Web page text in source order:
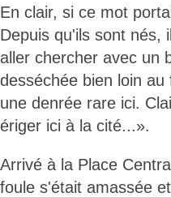
En clair, si ce mot
Depuis qu'ils sont nés,
aller chercher avec un
desséchée bien loin
une denrée rare ici.
ériger ici à la cité...».
Arrivé à la Place
foule s'était amassée